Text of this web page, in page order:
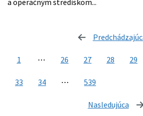
a operačným strediskom...
1 ⋯ 26 27 28 29
33 34 ⋯ 539
Nasledujúca